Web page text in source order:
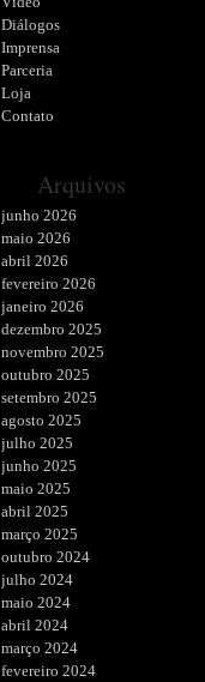
Diálogos
Imprensa
Parceria
Loja
Contato
Arquivos
junho 2026
maio 2026
abril 2026
fevereiro 2026
janeiro 2026
dezembro 2025
novembro 2025
outubro 2025
setembro 2025
agosto 2025
julho 2025
junho 2025
maio 2025
abril 2025
março 2025
outubro 2024
julho 2024
maio 2024
abril 2024
março 2024
fevereiro 2024